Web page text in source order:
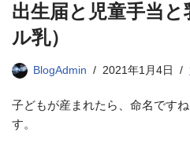
出生届と児童手当
ル乳）
BlogAdmin 2021年1月4日
子どもが産まれたら、命名です
す。